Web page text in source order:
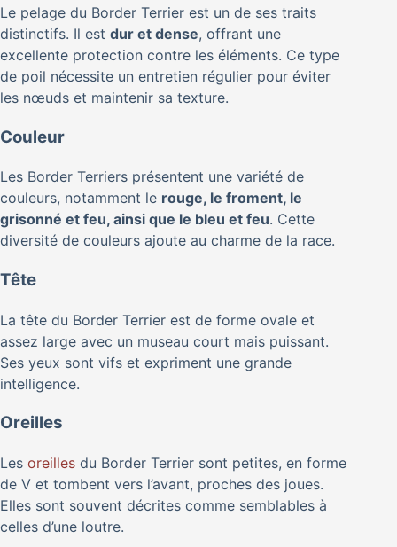
Le pelage du Border Terrier est un de ses traits
distinctifs. Il est dur et dense, offrant une
excellente protection contre les éléments. Ce type
de poil nécessite un entretien régulier pour éviter
les nœuds et maintenir sa texture.
Couleur
Les Border Terriers présentent une variété de
couleurs, notamment le rouge, le froment, le
grisonné et feu, ainsi que le bleu et feu. Cette
diversité de couleurs ajoute au charme de la race.
Tête
La tête du Border Terrier est de forme ovale et
assez large avec un museau court mais puissant.
Ses yeux sont vifs et expriment une grande
intelligence.
Oreilles
Les oreilles du Border Terrier sont petites, en forme
de V et tombent vers l’avant, proches des joues.
Elles sont souvent décrites comme semblables à
celles d’une loutre.